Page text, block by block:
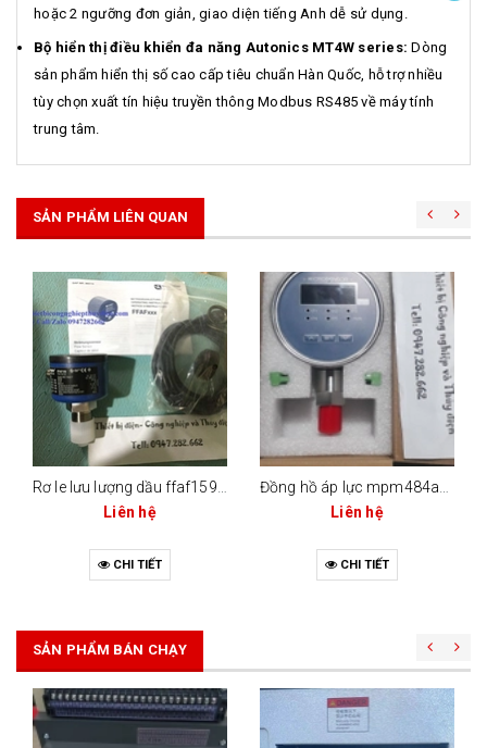
hoặc 2 ngưỡng đơn giản, giao diện tiếng Anh dễ sử dụng.
Bộ hiển thị điều khiển đa năng Autonics MT4W series: Dòng
sản phẩm hiển thị số cao cấp tiêu chuẩn Hàn Quốc, hỗ trợ nhiều
tùy chọn xuất tín hiệu truyền thông Modbus RS485 về máy tính
trung tâm.
SẢN PHẨM LIÊN QUAN
Liên hệ
CHI TIẾT
Liên hệ
CHI TIẾT
SẢN PHẨM BÁN CHẠY